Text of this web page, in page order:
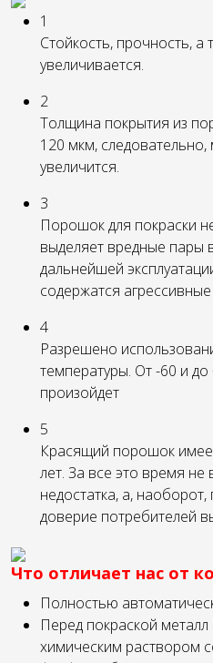
1
Стойкость, прочность, а
увеличивается.
2
Толщина покрытия из
120 мкм,
увеличится.
3
Порошок для покраски
выделяет вредные пары
дальнейшей
содержатся
4
Разрешено
температуры. От -60 и
произойдет
5
Красящий порошок
лет. За все это время
недостатка, а,
доверие потребителей
Что отличает нас от
Полностью
Перед покраской
химическим раствором